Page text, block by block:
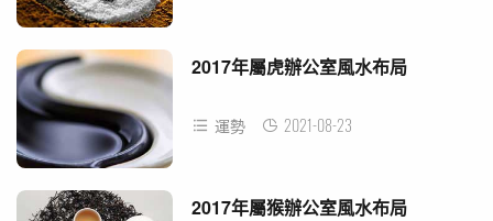
2017年屬虎辦公室風水布局
運勢 2021-08-23
2017年屬猴辦公室風水布局